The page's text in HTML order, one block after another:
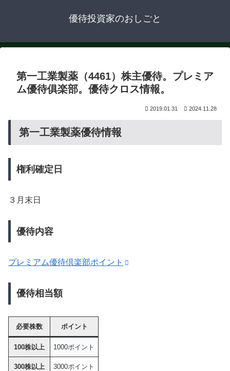
優待投資家のおしごと
第一工業製薬（4461）株主優待。プレミア
ム優待俱楽部。優待クロス情報。
2019.01.31 2024.11.28
第一工業製薬優待情報
権利確定日
３月末日
優待内容
プレミアム優待倶楽部ポイント
優待相当額
必要株数 ポイント
100株以上 1000ポイント
300株以上 3000ポイント